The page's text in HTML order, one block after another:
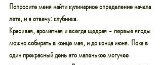
Попросите меня найти кулинарное определение начала
лета, и я отвечу: клубника.
Красивая, ароматная и всегда щедрая - первые ягоды
можно собирать в конце мая, и до конца июня. Пока в
один прекрасный день это маленькое могучее